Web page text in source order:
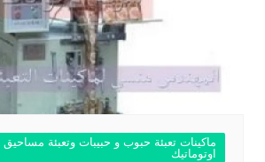
ماكينات تعبئة حبوب و حبيبات وتعبئة
اوتوماتيك